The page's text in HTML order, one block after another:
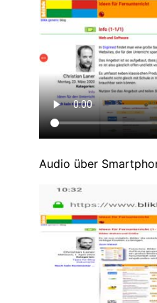
Audio über